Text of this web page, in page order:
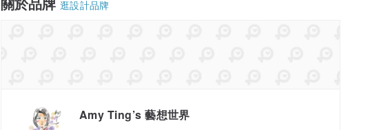
逛設計品牌
Amy Ting’s 藝想世界